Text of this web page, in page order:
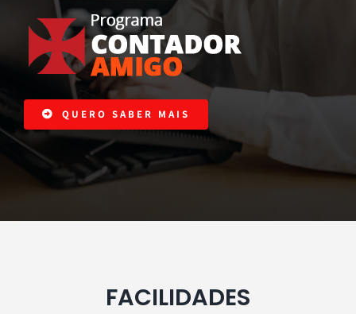
QUERO SABER MAIS
FACILIDADES